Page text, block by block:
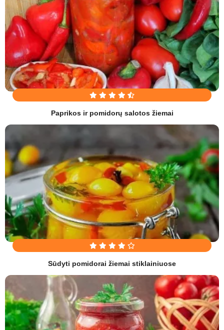
Paprikos ir pomidorų salotos žiemai
Sūdyti pomidorai žiemai stiklainiuose